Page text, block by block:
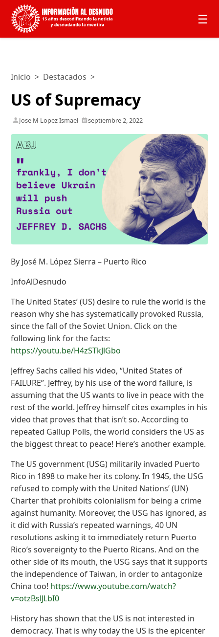
☰
Inicio > Destacados >
US of Supremacy
Jose M Lopez Ismael septiembre 2, 2022
By José M. López Sierra – Puerto Rico
InfoAlDesnudo
The United States’ (US) desire to rule the world is the
reason why she has systematically provoked Russia,
since the fall of the Soviet Union. Click on the
following link for the facts:
https://youtu.be/H4zSTkJlGbo
Jeffrey Sachs called his video, “United States of
FAILURE”. Jeffrey, by his use of the word failure, is
assuming that the US wants to live in peace with the
rest of the world. Jeffrey himself cites examples in his
video that proves that that isn’t so. According to
repeated Gallup Polls, the world considers the US as
the biggest threat to peace! Here’s another example.
The US government (USG) militarily invaded Puerto
Rico in 1898 to make her its colony. In 1945, the USG
refused to comply with the United Nations’ (UN)
Charter that prohibits colonialism for being a crime
against humanity. Moreover, the USG has ignored, as
it did with Russia’s repeated warnings, 40 UN
resolutions asking it to immediately return Puerto
Rico’s sovereignty to the Puerto Ricans. And on the
other side of its mouth, the USG says that it supports
the independence of Taiwan, in order to antagonize
China too! https://www.youtube.com/watch?
v=otzBslJLbI0
History has shown that the US is not interested in
democracy. That is why today the US is the epicenter